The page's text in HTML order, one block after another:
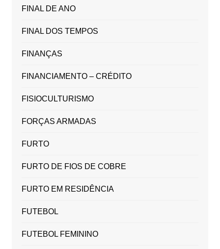
FINAL DE ANO
FINAL DOS TEMPOS
FINANÇAS
FINANCIAMENTO – CRÉDITO
FISIOCULTURISMO
FORÇAS ARMADAS
FURTO
FURTO DE FIOS DE COBRE
FURTO EM RESIDÊNCIA
FUTEBOL
FUTEBOL FEMININO